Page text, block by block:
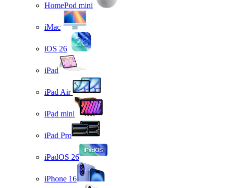
HomePod mini
iMac
iOS 26
iPad
iPad Air
iPad mini
iPad Pro
iPadOS 26
iPhone 16